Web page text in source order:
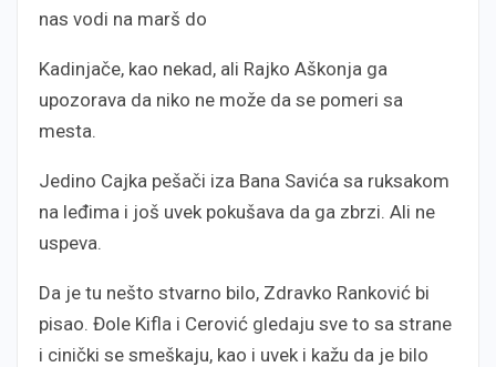
nas vodi na marš do
Kadinjače, kao nekad, ali Rajko Aškonja ga
upozorava da niko ne može da se pomeri sa
mesta.
Jedino Cajka pešači iza Bana Savića sa ruksakom
na leđima i još uvek pokušava da ga zbrzi. Ali ne
uspeva.
Da je tu nešto stvarno bilo, Zdravko Ranković bi
pisao. Đole Kifla i Cerović gledaju sve to sa strane
i cinički se smeškaju, kao i uvek i kažu da je bilo